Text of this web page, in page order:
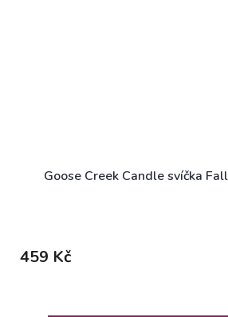
Goose Creek Candle svíčka
produktu
je
459 Kč